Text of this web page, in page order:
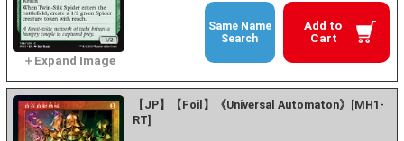
Add to
Cart
Same Name
Search
【JP】【Foil】《Universal Automaton》[MH1-
RT]